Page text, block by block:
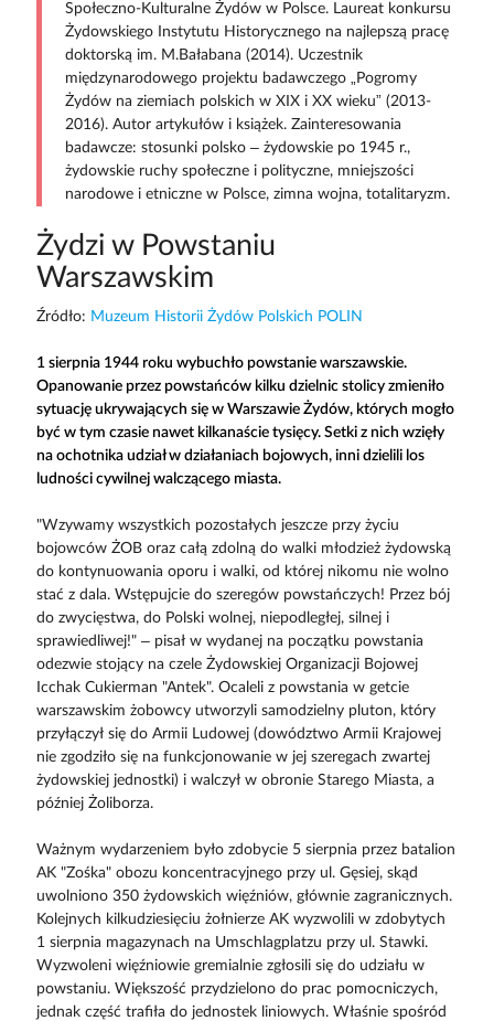
Społeczno-Kulturalne Żydów w Polsce. Laureat konkursu
Żydowskiego Instytutu Historycznego na najlepszą pracę
doktorską im. M.Bałabana (2014). Uczestnik
międzynarodowego projektu badawczego „Pogromy
Żydów na ziemiach polskich w XIX i XX wieku” (2013-
2016). Autor artykułów i książek. Zainteresowania
badawcze: stosunki polsko – żydowskie po 1945 r.,
żydowskie ruchy społeczne i polityczne, mniejszości
narodowe i etniczne w Polsce, zimna wojna, totalitaryzm.
Żydzi w Powstaniu
Warszawskim
Źródło: Muzeum Historii Żydów Polskich POLIN
1 sierpnia 1944 roku wybuchło powstanie warszawskie.
Opanowanie przez powstańców kilku dzielnic stolicy zmieniło
sytuację ukrywających się w Warszawie Żydów, których mogło
być w tym czasie nawet kilkanaście tysięcy. Setki z nich wzięły
na ochotnika udział w działaniach bojowych, inni dzielili los
ludności cywilnej walczącego miasta.
"Wzywamy wszystkich pozostałych jeszcze przy życiu
bojowców ŻOB oraz całą zdolną do walki młodzież żydowską
do kontynuowania oporu i walki, od której nikomu nie wolno
stać z dala. Wstępujcie do szeregów powstańczych! Przez bój
do zwycięstwa, do Polski wolnej, niepodległej, silnej i
sprawiedliwej!" – pisał w wydanej na początku powstania
odezwie stojący na czele Żydowskiej Organizacji Bojowej
Icchak Cukierman "Antek". Ocaleli z powstania w getcie
warszawskim żobowcy utworzyli samodzielny pluton, który
przyłączył się do Armii Ludowej (dowództwo Armii Krajowej
nie zgodziło się na funkcjonowanie w jej szeregach zwartej
żydowskiej jednostki) i walczył w obronie Starego Miasta, a
później Żoliborza.
Ważnym wydarzeniem było zdobycie 5 sierpnia przez batalion
AK "Zośka" obozu koncentracyjnego przy ul. Gęsiej, skąd
uwolniono 350 żydowskich więźniów, głównie zagranicznych.
Kolejnych kilkudziesięciu żołnierze AK wyzwolili w zdobytych
1 sierpnia magazynach na Umschlagplatzu przy ul. Stawki.
Wyzwoleni więźniowie gremialnie zgłosili się do udziału w
powstaniu. Większość przydzielono do prac pomocniczych,
jednak część trafiła do jednostek liniowych. Właśnie spośród